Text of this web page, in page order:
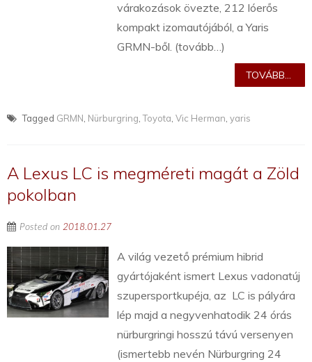
várakozások övezte, 212 lóerős
kompakt izomautójából, a Yaris
GRMN-ből. (tovább…)
TOVÁBB...
Tagged GRMN Nürburgring ,Toyota Vic Herman yaris
A Lexus LC is megméreti magát a Zöld
pokolban
Posted on 2018.01.27
A világ vezető prémium hibrid
gyártójaként ismert Lexus vadonatúj
szupersportkupéja, az LC is pályára
lép majd a negyvenhatodik 24 órás
nürburgringi hosszú távú versenyen
(ismertebb nevén Nürburgring 24